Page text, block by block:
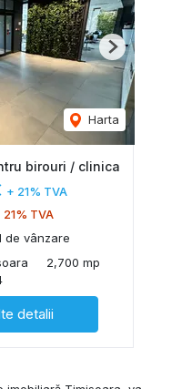
Harta
Next
birouri / clinica
+ 21% TVA
21% TVA
de vânzare
2,700 mp
detalii